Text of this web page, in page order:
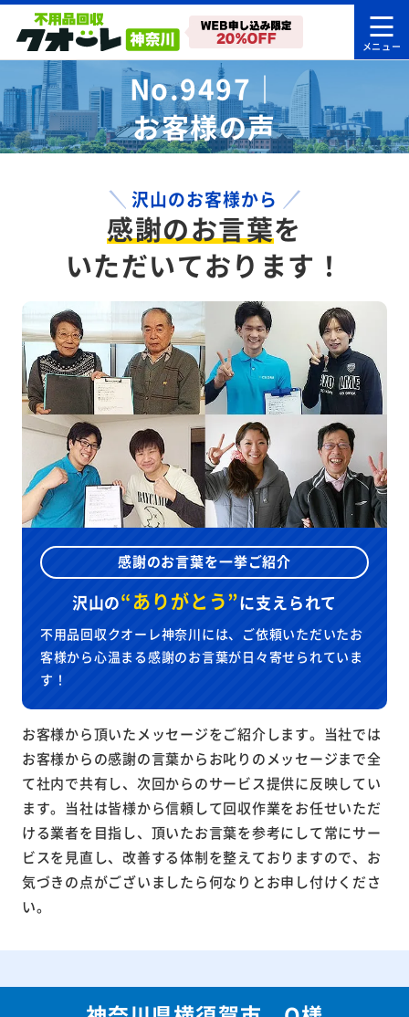
No.9497｜
お客様の声
沢山のお客様から
感謝のお言葉を
いただいております！
感謝のお言葉を一挙ご紹介
沢山の“ありがとう”に支えられて
不用品回収クオーレ神奈川には、ご依頼いただいたお
客様から心温まる感謝のお言葉が日々寄せられていま
す！
お客様から頂いたメッセージをご紹介します。当社では
お客様からの感謝の言葉からお叱りのメッセージまで全
て社内で共有し、次回からのサービス提供に反映してい
ます。当社は皆様から信頼して回収作業をお任せいただ
ける業者を目指し、頂いたお言葉を参考にして常にサー
ビスを見直し、改善する体制を整えておりますので、お
気づきの点がございましたら何なりとお申し付けくださ
い。